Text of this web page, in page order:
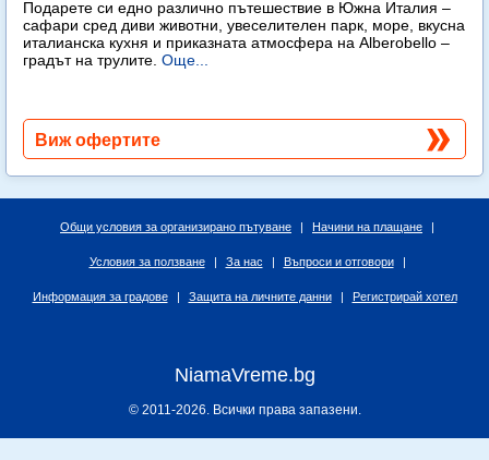
Подарете си едно различно пътешествие в Южна Италия –
сафари сред диви животни, увеселителен парк, море, вкусна
италианска кухня и приказната атмосфера на Alberobello –
градът на трулите. Още...
Виж офертите
Общи условия за организирано пътуване | Начини на плащане |
Условия за ползване | За нас | Въпроси и отговори |
Информация за градове | Защита на личните данни | Регистрирай хотел
NiamaVreme.bg
© 2011-2026. Всички права запазени.